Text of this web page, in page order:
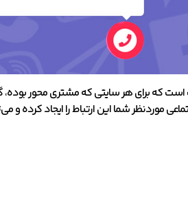
که برای هر سایتی که مشتری محور
موردنظر شما این ارتباط را ایجاد کرده و